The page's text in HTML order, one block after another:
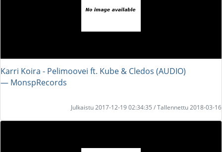
Karri Koira - Pelimoovei ft. Kube & Cledos (AUDIO)
― MonspRecords
Julkaistu 2017-12-19 02:34:35 / Tallennettu 2018-03-16